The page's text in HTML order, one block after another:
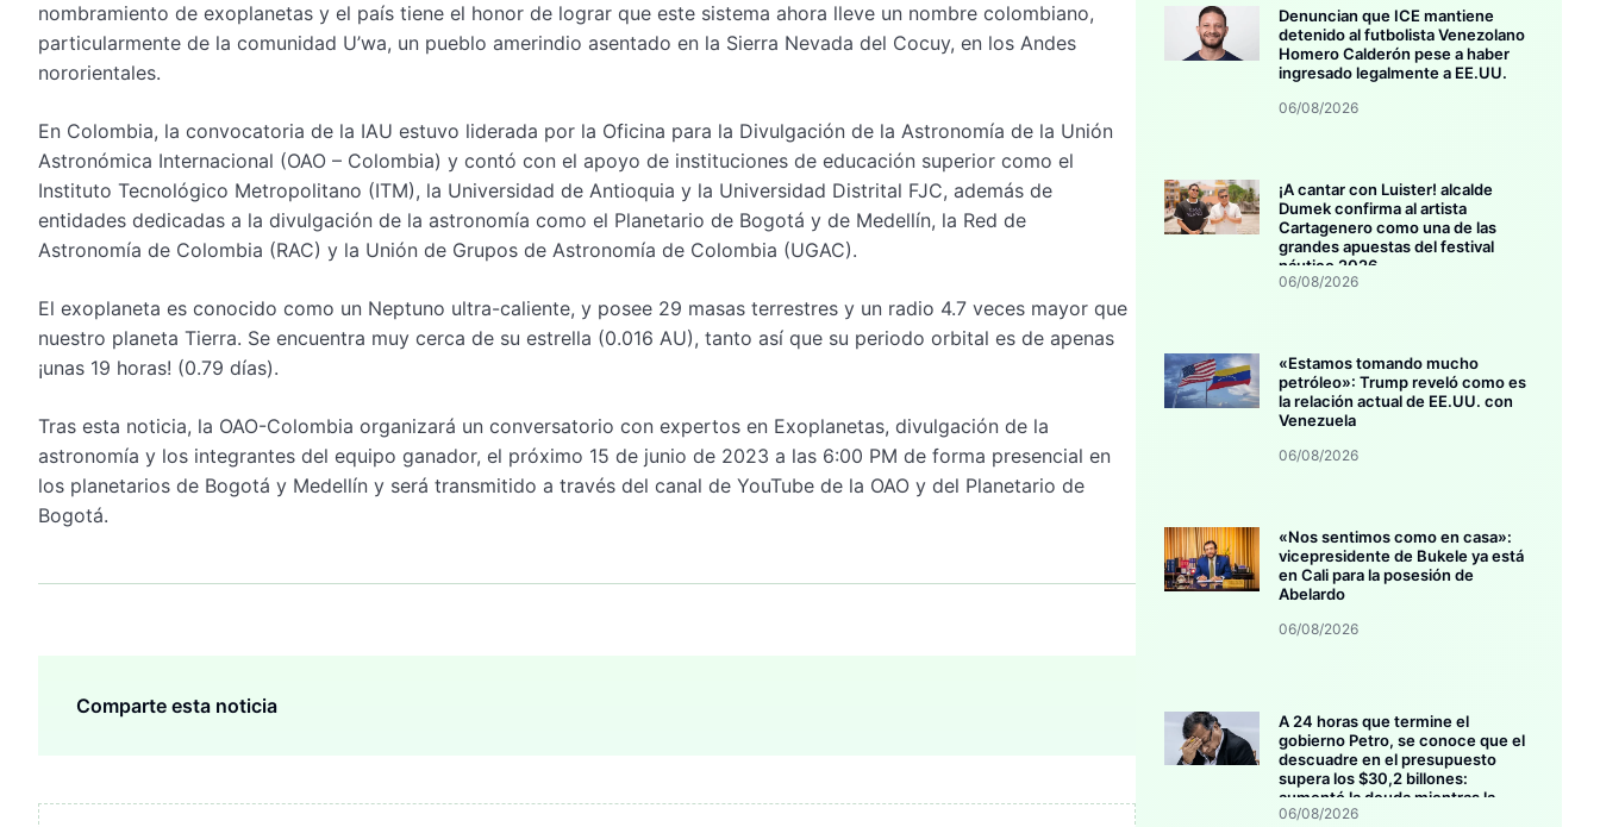
nombramiento de exoplanetas y el país tiene el honor de lograr que este sistema ahora lleve un nombre colombiano,
particularmente de la comunidad U’wa, un pueblo amerindio asentado en la Sierra Nevada del Cocuy, en los Andes
nororientales.
En Colombia, la convocatoria de la IAU estuvo liderada por la Oficina para la Divulgación de la Astronomía de la Unión
Astronómica Internacional (OAO – Colombia) y contó con el apoyo de instituciones de educación superior como el
Instituto Tecnológico Metropolitano (ITM), la Universidad de Antioquia y la Universidad Distrital FJC, además de
entidades dedicadas a la divulgación de la astronomía como el Planetario de Bogotá y de Medellín, la Red de
Astronomía de Colombia (RAC) y la Unión de Grupos de Astronomía de Colombia (UGAC).
El exoplaneta es conocido como un Neptuno ultra-caliente, y posee 29 masas terrestres y un radio 4.7 veces mayor que
nuestro planeta Tierra. Se encuentra muy cerca de su estrella (0.016 AU), tanto así que su periodo orbital es de apenas
¡unas 19 horas! (0.79 días).
Tras esta noticia, la OAO-Colombia organizará un conversatorio con expertos en Exoplanetas, divulgación de la
astronomía y los integrantes del equipo ganador, el próximo 15 de junio de 2023 a las 6:00 PM de forma presencial en
los planetarios de Bogotá y Medellín y será transmitido a través del canal de YouTube de la OAO y del Planetario de
Bogotá.
Comparte esta noticia
Denuncian que ICE mantiene
detenido al futbolista Venezolano
Homero Calderón pese a haber
ingresado legalmente a EE.UU.
06/08/2026
¡A cantar con Luister! alcalde
Dumek confirma al artista
Cartagenero como una de las
grandes apuestas del festival
náutico 2026
06/08/2026
«Estamos tomando mucho
petróleo»: Trump reveló como es
la relación actual de EE.UU. con
Venezuela
06/08/2026
«Nos sentimos como en casa»:
vicepresidente de Bukele ya está
en Cali para la posesión de
Abelardo
06/08/2026
A 24 horas que termine el
gobierno Petro, se conoce que el
descuadre en el presupuesto
supera los $30,2 billones:
aumentó la deuda mientras la
inversión se estanca
06/08/2026